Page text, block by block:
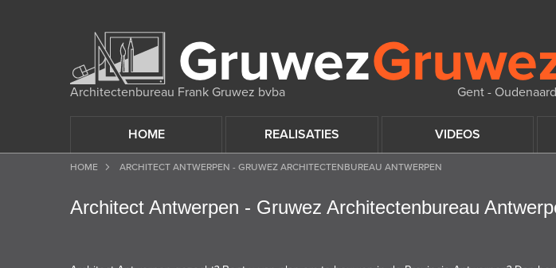
Architectenbureau Frank Gruwez bvba Gent -
HOME REALISATIES VIDEOS
HOME ARCHITECT ANTWERPEN - GRUWEZ ARCHITECTENBUREAU ANTWERPEN
Architect Antwerpen - Gruwez Architectenbureau